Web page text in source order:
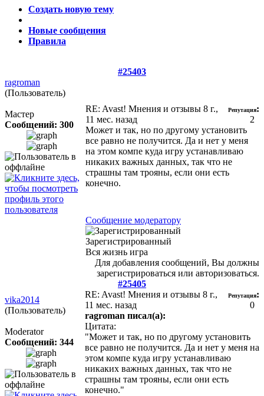
Создать новую тему
Новые сообщения
Правила
#25403
ragroman
(Пользователь)
Мастер
Сообщений: 300
RE: Avast! Мнения и отзывы 8 г.,
11 мес. назад
Репутация:
2
Может и так, но по другому установить
все равно не получится. Да и нет у меня
на этом компе куда игру устанавливаю
никаких важных данных, так что не
страшны там трояны, если они есть
конечно.
Сообщение модератору
Зарегистрированный
Вся жизнь игра
Для добавления сообщений, Вы должны
зарегистрироваться или авторизоваться.
#25405
vika2014
(Пользователь)
Moderator
Сообщений: 344
RE: Avast! Мнения и отзывы 8 г.,
11 мес. назад
Репутация:
0
ragroman писал(а):
Цитата:
"Может и так, но по другому установить
все равно не получится. Да и нет у меня на
этом компе куда игру устанавливаю
никаких важных данных, так что не
страшны там трояны, если они есть
конечно."